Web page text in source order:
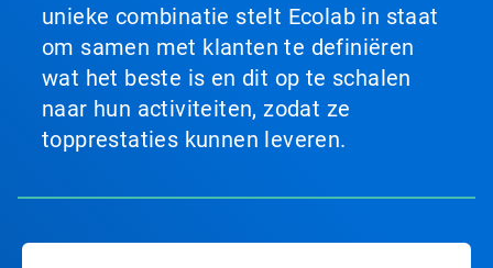
unieke combinatie stelt Ecolab in staat
om samen met klanten te definiëren
wat het beste is en dit op te schalen
naar hun activiteiten, zodat ze
topprestaties kunnen leveren.